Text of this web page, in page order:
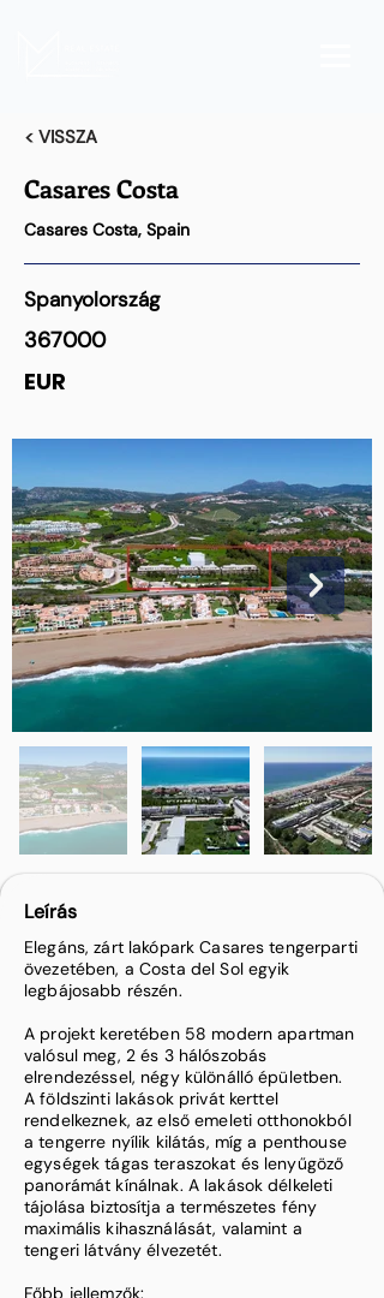
< VISSZA
Casares Costa
Casares Costa, Spain
Spanyolország
367000
EUR
Leírás
Elegáns, zárt lakópark Casares tengerparti
övezetében, a Costa del Sol egyik
legbájosabb részén.
A projekt keretében 58 modern apartman
valósul meg, 2 és 3 hálószobás
elrendezéssel, négy különálló épületben.
A földszinti lakások privát kerttel
rendelkeznek, az első emeleti otthonokból
a tengerre nyílik kilátás, míg a penthouse
egységek tágas teraszokat és lenyűgöző
panorámát kínálnak. A lakások délkeleti
tájolása biztosítja a természetes fény
maximális kihasználását, valamint a
tengeri látvány élvezetét.
Főbb jellemzők: